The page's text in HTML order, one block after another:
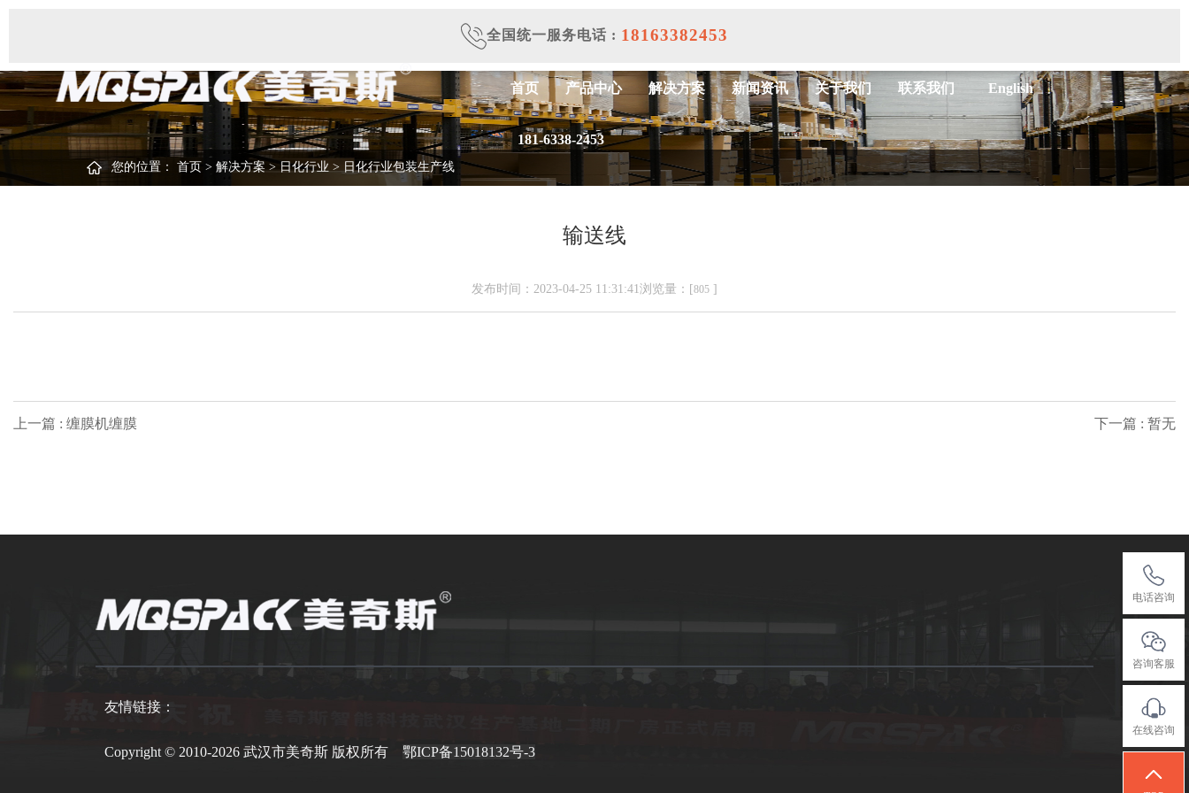
全国统一服务电话 : 18163382453
首页 产品中心 解决方案 新闻资讯 关于我们 联系我们 English
181-6338-2453
您的位置： 首页> 解决方案 >日化行业 > 日化行业包装生产线
输送线
发布时间：2023-04-25 11:31:41浏览量：[805 ]
上一篇 : 缠膜机缠膜 下一篇 : 暂无
电话咨询
咨询客服
在线咨询
友情链接：
Copyright © 2010-2026 武汉市美奇斯 版权所有 鄂ICP备15018132号-3